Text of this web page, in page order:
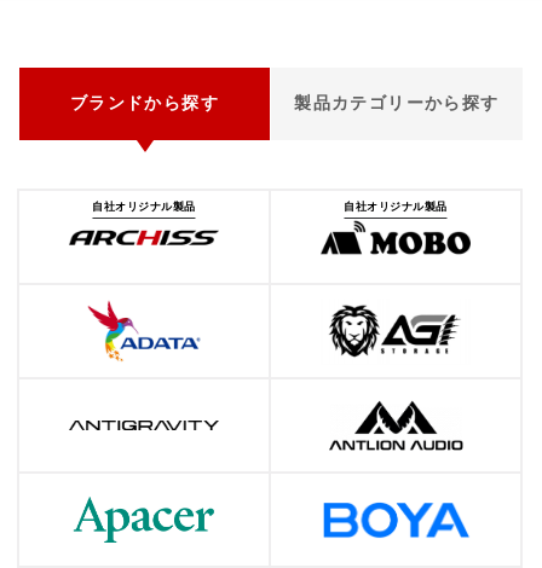
ブランドから探す 製品カテゴリーから探す
自社オリジナル製品 自社オリジナル製品